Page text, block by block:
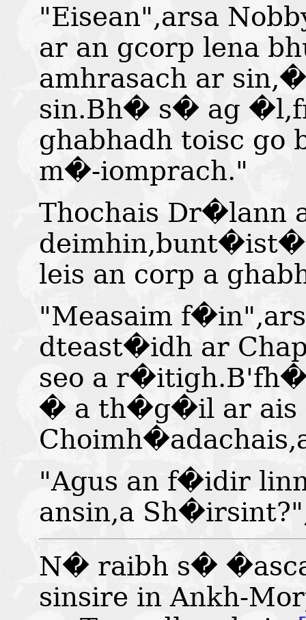
"Eisean",arsa
ar an gcorp lena
amhrasach ar
sin.Bh� s� ag
ghabhadh toisc go
m�-iomprach."
Thochais Dr�lann
leis an corp a
"Measaim
dteast�idh ar
seo a
� a th�g�il ar ais
"Agus an f�idir
ansin,a
N� raibh s�
sinsire in Ankh-